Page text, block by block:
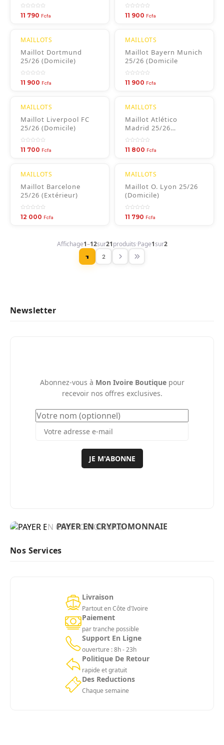
11 790 Fcfa 11 900 Fcfa
MAILLOTS
Maillot Dortmund
25/26 (Domicile)
11 900 Fcfa
MAILLOTS
Maillot Bayern Munich
25/26 (Domicile
11 900 Fcfa
MAILLOTS
Maillot Liverpool FC
25/26 (Domicile)
11 700 Fcfa
MAILLOTS
Maillot Atlético
Madrid 25/26
(Domicile)
11 800 Fcfa
MAILLOTS
Maillot Barcelone
25/26 (Extérieur)
12 000 Fcfa
MAILLOTS
Maillot O. Lyon 25/26
(Domicile)
11 790 Fcfa
Affichage1–12sur21produits·Page1sur2
1 2
Newsletter
Abonnez-vous à Mon Ivoire Boutiquepour
recevoir nos offres exclusives.
JE M'ABONNE
PAYER EN CRYPTOMONNAIE
Nos Services
Livraison
Partout en Côte d'Ivoire
Paiement
par tranche possible
Support En Ligne
ouverture : 8h - 23h
Politique De Retour
rapide et gratuit
Des Reductions
Chaque semaine